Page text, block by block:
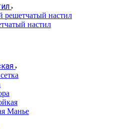
решетчатый настил
настил
Манье